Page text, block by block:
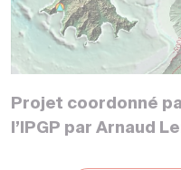
Projet coordonné
l’IPGP par Arnaud